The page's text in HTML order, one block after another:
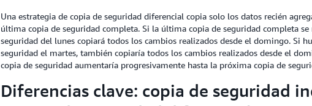
Una estrategia de copia de seguridad diferencial copia solo los datos recién
última copia de seguridad completa. Si la última copia de seguridad completa
seguridad del lunes copiará todos los cambios realizados desde el domingo. Si
seguridad el martes, también copiaría todos los cambios realizados desde el
copia de seguridad aumentaría progresivamente hasta la próxima copia de
Diferencias clave: copia de seguridad